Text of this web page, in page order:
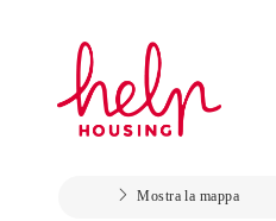
Mostra la mappa